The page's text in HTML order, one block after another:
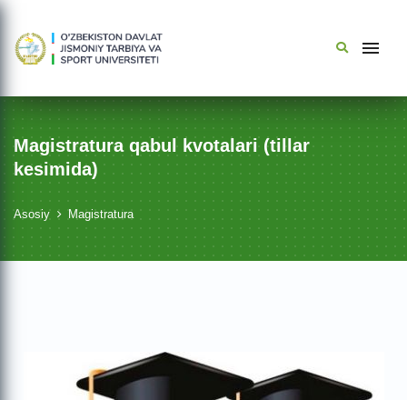
Magistratura qabul kvotalari (tillar
kesimida)
Asosiy Magistratura